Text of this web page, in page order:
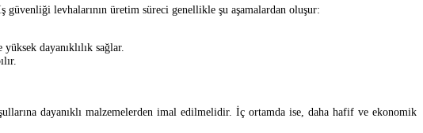
güvenliği levhalarının üretim süreci genellikle şu aşamalardan oluşur:
dayanıklılık sağlar.
dayanıklı malzemelerden imal edilmelidir. İç ortamda ise, daha hafif ve ekonomik